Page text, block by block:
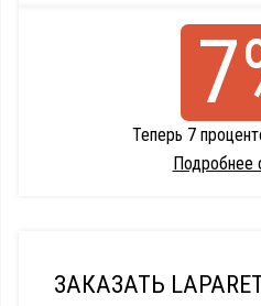
Теперь 7
Подробнее
ЗАКАЗАТЬ